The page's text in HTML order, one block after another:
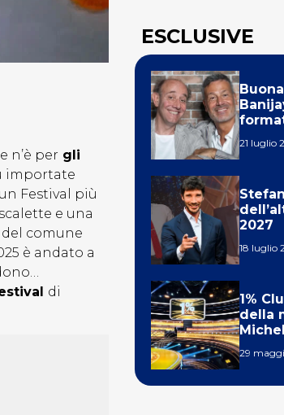
n’è per gli
importate
Festival più
e una
comune
è andato a
di
ESCLUSIVE
21 luglio
2027
18 luglio
1%
della
29